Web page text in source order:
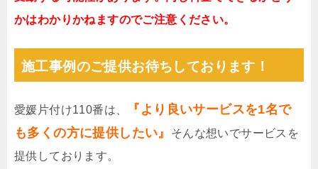
かはわかりかねますのでご注意ください。
施工事例のご提供お待ちしております！
愛媛片付け110番は、
『より良いサービスを1名で
も多くの方に提供したい』
そんな想いでサービスを
提供しております。